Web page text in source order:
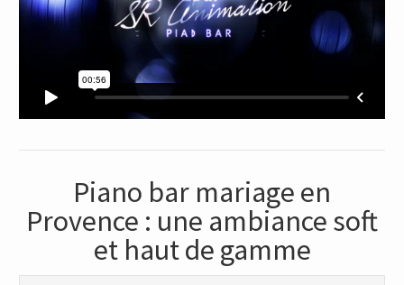
Piano bar mariage en
Provence : une ambiance soft
et haut de gamme